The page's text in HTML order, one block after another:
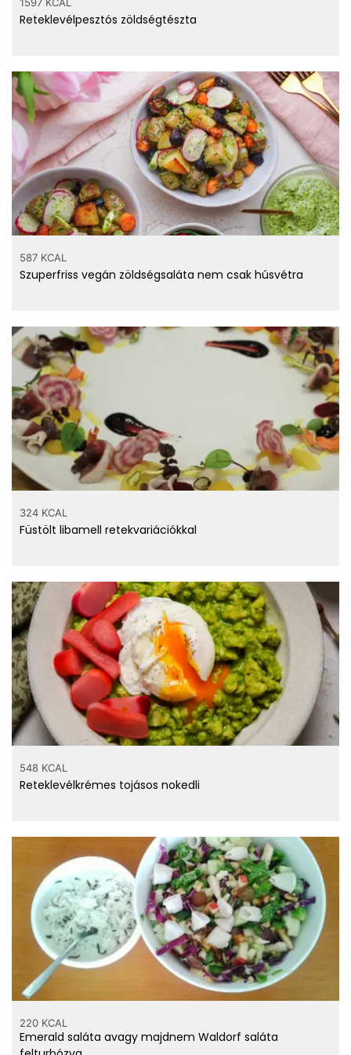
A vitamin
Reteklevélpesztós zöldségtészta
587 KCAL
Szuperfriss vegán zöldségsaláta nem csak húsvétra
324 KCAL
Füstölt libamell retekvariációkkal
548 KCAL
Reteklevélkrémes tojásos nokedli
220 KCAL
Emerald saláta avagy majdnem Waldorf saláta